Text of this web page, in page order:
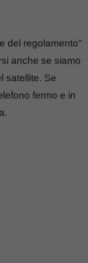
del regolamento”
anche se siamo
satellite. Se
fermo e in